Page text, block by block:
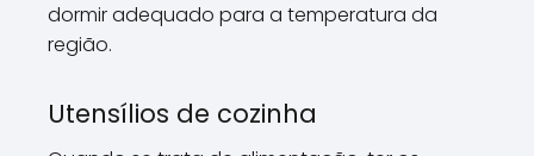
dormir adequado para a temperatura da
região.
Utensílios de cozinha